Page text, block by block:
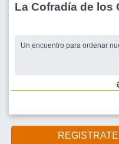
La Cofradía de los
Un encuentro para ordenar